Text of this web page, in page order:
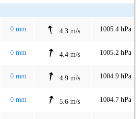
0 mm 4.3 m/s 1005.4 hPa
0 mm 4.4 m/s 1005.2 hPa
0 mm 4.9 m/s 1004.9 hPa
0 mm 5.6 m/s 1004.7 hPa